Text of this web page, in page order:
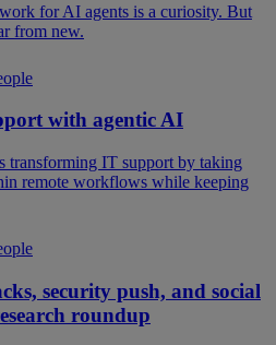
for AI agents is a curiosity. But
from new.
with agentic AI
transforming IT support by taking
remote workflows while keeping
security push, and social
roundup